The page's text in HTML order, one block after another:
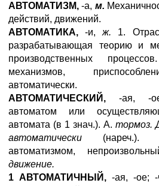
АВТОМАТИЗМ, -а, м.
действий, движений.
АВТОМАТИКА, -и,ж. 1.
разрабатывающая теорию и
производственных
механизмов,
автоматически.
АВТОМАТИЧЕСКИЙ, -ая, -
автоматом или
автомата (в 1 знач.). А. тормоз.
автоматически (нареч.).
автоматизмом,
движение.
1 АВТОМАТИЧНЫЙ,-ая, -ое; -